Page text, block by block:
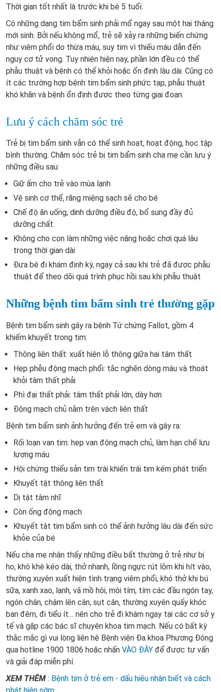
Thời gian tốt nhất là trước khi bé 5 tuổi.
Có những dạng tim bẩm sinh phải mổ ngay sau một hai tháng
mới sinh. Bởi nếu không mổ, trẻ sẽ xảy ra những biến chứng
như viêm phổi do thừa máu, suy tim vì thiếu máu dẫn đến
nguy cơ tử vong. Tuy nhiên hiện nay, phần lớn đều có thể
phẫu thuật và bệnh có thể khỏi hoặc ổn định lâu dài. Cũng có
ít các trường hợp bệnh tim bẩm sinh phức tạp, phẫu thuật
khó khăn và bệnh ổn định được theo từng giai đoạn.
Lưu ý cách chăm sóc trẻ
Trẻ bị tim bẩm sinh vẫn có thể sinh hoạt, hoạt động, học tập
bình thường. Chăm sóc trẻ bị tim bẩm sinh cha mẹ cần lưu ý
những điều sau:
Giữ ấm cho trẻ vào mùa lạnh
Vệ sinh cơ thể, răng miệng sạch sẽ cho bé
Chế độ ăn uống, dinh dưỡng điều độ, bổ sung đầy đủ
dưỡng chất
Không cho con làm những việc nặng hoặc chơi quá lâu
trong thời gian dài
Đưa bé đi khám định kỳ, ngay cả sau khi trẻ đã được phẫu
thuật để theo dõi quá trình phục hồi sau khi phẫu thuật
Những bệnh tim bẩm sinh trẻ thường gặp
Bệnh tim bẩm sinh gây ra bệnh Tứ chứng Fallot, gồm 4
khiếm khuyết trong tim:
Thông liên thất: xuất hiện lỗ thông giữa hai tâm thất
Hẹp phễu động mạch phổi: tắc nghẽn dòng máu và thoát
khỏi tâm thất phải
Phì đại thất phải: tâm thất phải lớn, dày hơn
Động mạch chủ nằm trên vách liên thất
Bệnh tim bẩm sinh ảnh hưởng đến trẻ em và gây ra:
Rối loạn van tim: hẹp van động mạch chủ, làm hạn chế lưu
lượng máu
Hội chứng thiểu sản tim trái khiến trái tim kém phát triển
Khuyết tật thông liên thất
Dị tật tâm nhĩ
Còn ống động mạch
Khuyết tật tim bẩm sinh có thể ảnh hưởng lâu dài đến sức
khỏe của bé
Nếu cha mẹ nhận thấy những điều bất thường ở trẻ như bị
ho, khò khè kéo dài, thở nhanh, lồng ngực rút lõm khi hít vào,
thường xuyên xuất hiện tình trạng viêm phổi, khó thở khi bú
sữa, xanh xao, lạnh, vã mồ hôi, môi tím, tím các đầu ngón tay,
ngón chân, chậm lên cân, sụt cân, thường xuyên quấy khóc
ban đêm, đi tiểu ít… nên cho trẻ đi khám ngay tại các cơ sở y
tế và gặp các bác sĩ chuyên khoa tim mạch. Nếu có bất kỳ
thắc mắc gì vui lòng liên hệ Bệnh viện Đa khoa Phương Đông
qua hotline 1900 1806 hoặc nhấn VÀO ĐÂY để được tư vấn
và giải đáp miễn phí.
XEM THÊM : Bệnh tim ở trẻ em - dấu hiệu nhận biết và cách
phát hiện sớm